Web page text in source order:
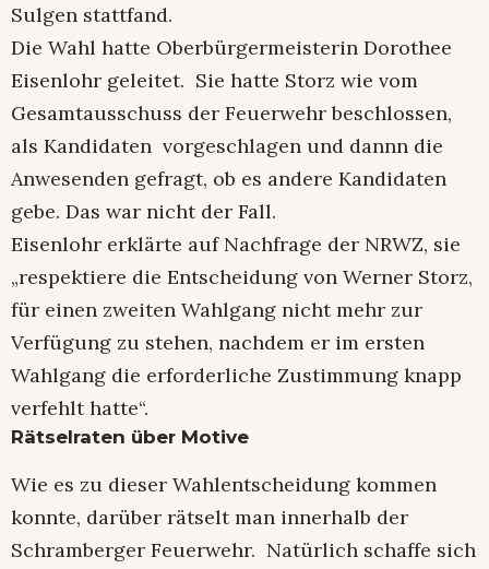
Sulgen stattfand.
Die Wahl hatte Oberbürgermeisterin Dorothee
Eisenlohr geleitet. Sie hatte Storz wie vom
Gesamtausschuss der Feuerwehr beschlossen,
als Kandidaten vorgeschlagen und dannn die
Anwesenden gefragt, ob es andere Kandidaten
gebe. Das war nicht der Fall.
Eisenlohr erklärte auf Nachfrage der NRWZ, sie
„respektiere die Entscheidung von Werner Storz,
für einen zweiten Wahlgang nicht mehr zur
Verfügung zu stehen, nachdem er im ersten
Wahlgang die erforderliche Zustimmung knapp
verfehlt hatte“.
Rätselraten über Motive
Wie es zu dieser Wahlentscheidung kommen
konnte, darüber rätselt man innerhalb der
Schramberger Feuerwehr. Natürlich schaffe sich